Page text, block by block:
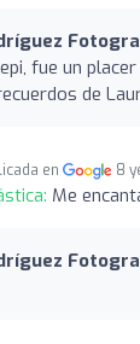
fue un
de
en 8
Me